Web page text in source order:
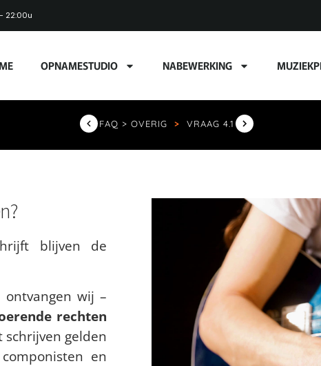
22:00u
OPNAMESTUDIO NABEWERKING
FAQ > OVERIG > VRAAG 4.1
blijven de
wij –
rechten
schrijven gelden
en